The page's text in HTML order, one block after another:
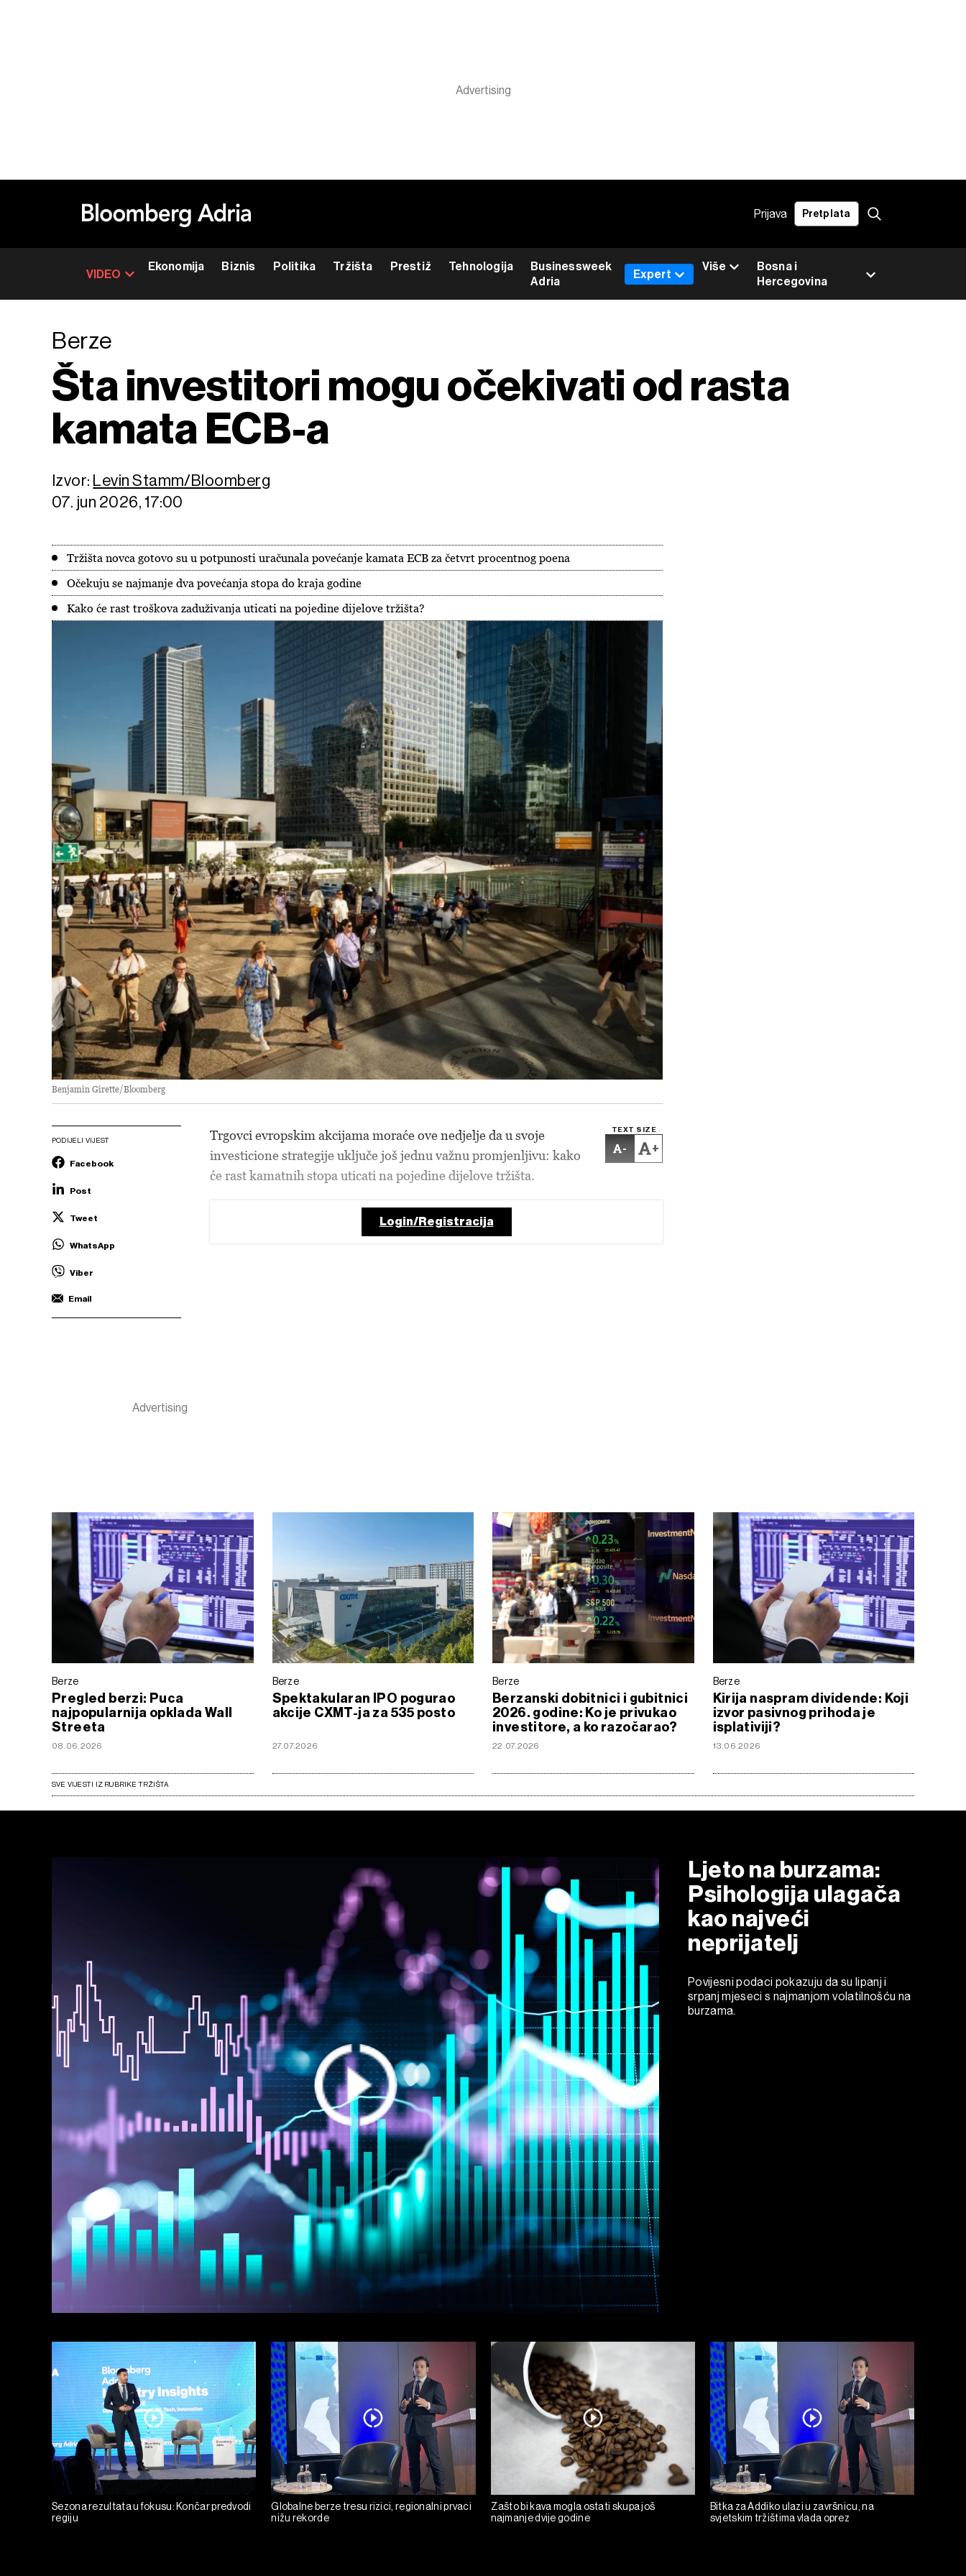
Prijava Pretplata
VIDEO
Ekonomija Biznis Politika Tržišta Prestiž Tehnologija
Businessweek
Adria
Bosna i
Hercegovina
Expert
Više
Berze
Šta investitori mogu očekivati od rasta
kamata ECB-a
Izvor: Levin Stamm/Bloomberg
07. jun 2026, 17:00
Tržišta novca gotovo su u potpunosti uračunala povećanje kamata ECB za četvrt procentnog poena
Očekuju se najmanje dva povećanja stopa do kraja godine
Kako će rast troškova zaduživanja uticati na pojedine dijelove tržišta?
Benjamin Girette/Bloomberg
PODIJELI VIJEST
Facebook
Post
Tweet
WhatsApp
Viber
Email
TEXT SIZE
- +
Trgovci evropskim akcijama moraće ove nedjelje da u svoje
investicione strategije uključe još jednu važnu promjenljivu: kako
će rast kamatnih stopa uticati na pojedine dijelove tržišta.
Login/Registracija
Berze
Pregled berzi: Puca
najpopularnija opklada Wall
Streeta
08.06.2026
Berze
Spektakularan IPO pogurao
akcije CXMT-ja za 535 posto
27.07.2026
Berze
Berzanski dobitnici i gubitnici
2026. godine: Ko je privukao
investitore, a ko razočarao?
22.07.2026
Berze
Kirija naspram dividende: Koji
izvor pasivnog prihoda je
isplativiji?
13.06.2026
SVE VIJESTI IZ RUBRIKE TRŽIŠTA
Ljeto na burzama:
Psihologija ulagača
kao najveći
neprijatelj
Povijesni podaci pokazuju da su lipanj i
srpanj mjeseci s najmanjom volatilnošću na
burzama.
Sezona rezultata u fokusu: Končar predvodi
regiju
Globalne berze tresu rizici, regionalni prvaci
nižu rekorde
Zašto bi kava mogla ostati skupa još
najmanje dvije godine
Bitka za Addiko ulazi u završnicu, na
svjetskim tržištima vlada oprez